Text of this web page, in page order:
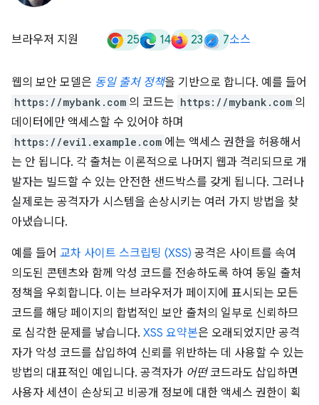
브라우저 지원 25 14 23 7소스
웹의 보안 모델은 동일 출처 정책을 기반으로 합니다. 예를 들어
https://mybank.com 의 코드는 https://mybank.com 의
데이터에만 액세스할 수 있어야 하며
https://evil.example.com 에는 액세스 권한을 허용해서
는 안 됩니다. 각 출처는 이론적으로 나머지 웹과 격리되므로 개
발자는 빌드할 수 있는 안전한 샌드박스를 갖게 됩니다. 그러나
실제로는 공격자가 시스템을 손상시키는 여러 가지 방법을 찾
아냈습니다.
예를 들어 교차 사이트 스크립팅 (XSS) 공격은 사이트를 속여
의도된 콘텐츠와 함께 악성 코드를 전송하도록 하여 동일 출처
정책을 우회합니다. 이는 브라우저가 페이지에 표시되는 모든
코드를 해당 페이지의 합법적인 보안 출처의 일부로 신뢰하므
로 심각한 문제를 낳습니다. XSS 요약본은 오래되었지만 공격
자가 악성 코드를 삽입하여 신뢰를 위반하는 데 사용할 수 있는
방법의 대표적인 예입니다. 공격자가 어떤코드라도 삽입하면
사용자 세션이 손상되고 비공개 정보에 대한 액세스 권한이 획